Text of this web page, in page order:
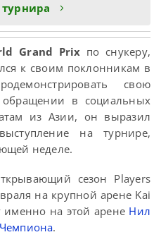
Grand Prix по снукеру,
к своим поклонникам в
свою
в социальных
из Азии, он выразил
на турнире,
неделе.
сезон Players
на крупной арене Kai
на этой арене Нил
.